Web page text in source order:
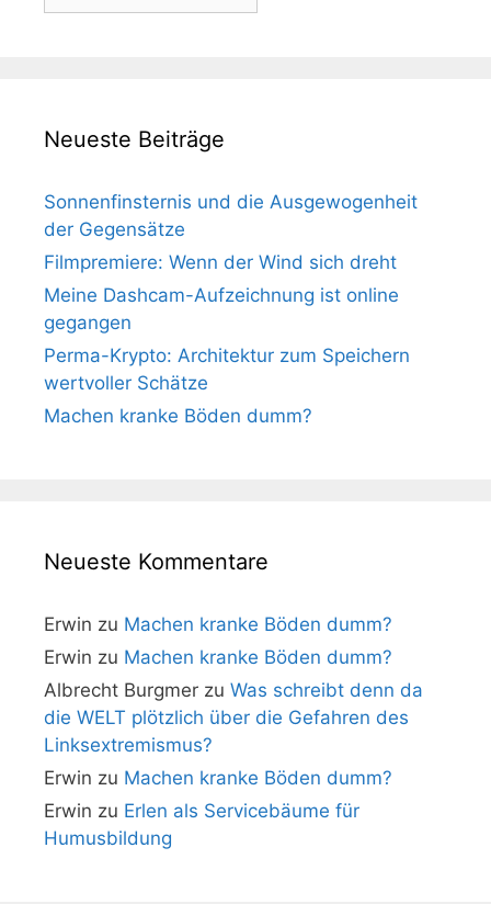
Neueste Beiträge
Sonnenfinsternis und die Ausgewogenheit
der Gegensätze
Filmpremiere: Wenn der Wind sich dreht
Meine Dashcam-Aufzeichnung ist online
gegangen
Perma-Krypto: Architektur zum Speichern
wertvoller Schätze
Machen kranke Böden dumm?
Neueste Kommentare
Erwin zu Machen kranke Böden dumm?
Erwin zu Machen kranke Böden dumm?
Albrecht Burgmer zu Was schreibt denn da
die WELT plötzlich über die Gefahren des
Linksextremismus?
Erwin zu Machen kranke Böden dumm?
Erwin zu Erlen als Servicebäume für
Humusbildung